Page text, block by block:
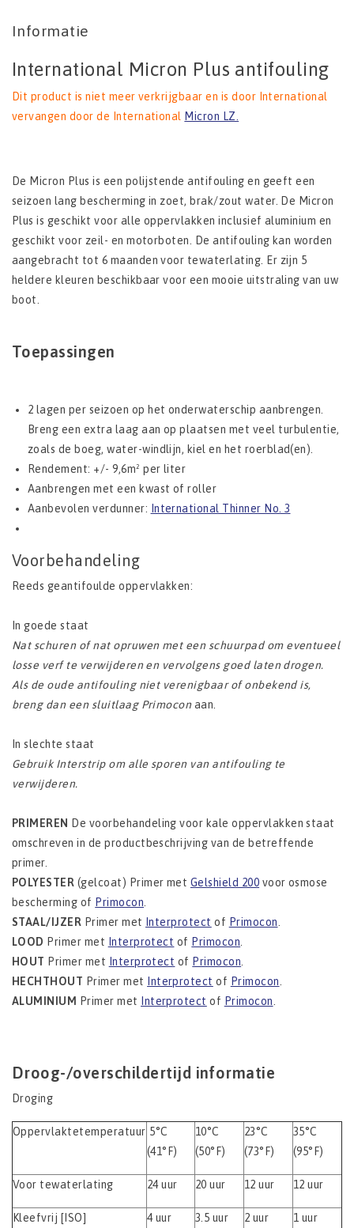
Informatie
International Micron Plus antifouling
Dit product is niet meer verkrijgbaar en is door International
vervangen door de International Micron LZ.
De Micron Plus is een polijstende antifouling en geeft een
seizoen lang bescherming in zoet, brak/zout water. De Micron
Plus is geschikt voor alle oppervlakken inclusief aluminium en
geschikt voor zeil- en motorboten. De antifouling kan worden
aangebracht tot 6 maanden voor tewaterlating. Er zijn 5
heldere kleuren beschikbaar voor een mooie uitstraling van uw
boot.
Toepassingen
2 lagen per seizoen op het onderwaterschip aanbrengen.
Breng een extra laag aan op plaatsen met veel turbulentie,
zoals de boeg, water-windlijn, kiel en het roerblad(en).
Rendement: +/- 9,6m² per liter
Aanbrengen met een kwast of roller
Aanbevolen verdunner: International Thinner No. 3
Voorbehandeling
Reeds geantifoulde oppervlakken:
In goede staat
Nat schuren of nat opruwen met een schuurpad om eventueel
losse verf te verwijderen en vervolgens goed laten drogen.
Als de oude antifouling niet verenigbaar of onbekend is,
breng dan een sluitlaag Primoconaan.
In slechte staat
Gebruik Interstrip om alle sporen van antifouling te
verwijderen.
PRIMEREN De voorbehandeling voor kale oppervlakken staat
omschreven in de productbeschrijving van de betreffende
primer.
POLYESTER (gelcoat) Primer met Gelshield 200 voor osmose
bescherming of Primocon
STAAL/IJZER Primer met Interprotect of Primocon
LOOD Primer met Interprotect of Primocon
HOUT Primer met Interprotect of Primocon
HECHTHOUT Primer met Interprotect of Primocon
ALUMINIUM
Primer met Interprotect of Primocon
Droog-/overschildertijd informatie
Droging
Oppervlaktetemperatuur 5°C
(41°F)
10°C
(50°F)
23°C
(73°F)
35°C
(95°F)
Voor tewaterlating 24 uur 20 uur 12 uur 12 uur
Kleefvrij [ISO] 4 uur 3.5 uur 2 uur 1 uur